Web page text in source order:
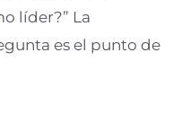
líder?” La
es el punto de